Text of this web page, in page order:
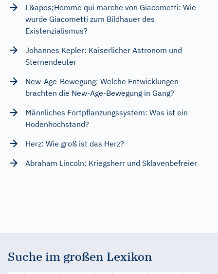
L&apos;Homme qui marche von Giacometti: Wie
wurde Giacometti zum Bildhauer des
Existenzialismus?
Johannes Kepler: Kaiserlicher Astronom und
Sternendeuter
New-Age-Bewegung: Welche Entwicklungen
brachten die New-Age-Bewegung in Gang?
Männliches Fortpflanzungssystem: Was ist ein
Hodenhochstand?
Herz: Wie groß ist das Herz?
Abraham Lincoln: Kriegsherr und Sklavenbefreier
Suche im großen Lexikon